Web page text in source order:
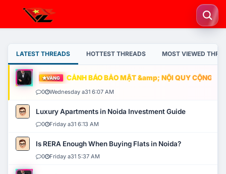
LATEST THREADS HOTTEST THREADS MOST VIEWED
VÀNG CẢNH BÁO BẢO MẬT &amp; NỘI QUY CỘNG
0 Wednesday a31 6:07 AM
Luxury Apartments in Noida Investment Guide
0 Friday a31 6:13 AM
Is RERA Enough When Buying Flats in Noida?
0 Friday a31 5:37 AM